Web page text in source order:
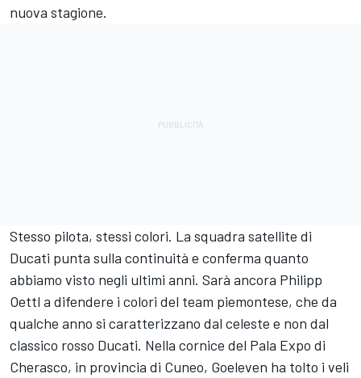
nuova stagione.
Stesso pilota, stessi colori. La squadra satellite di
Ducati punta sulla continuità e conferma quanto
abbiamo visto negli ultimi anni. Sarà ancora Philipp
Oettl a difendere i colori del team piemontese, che da
qualche anno si caratterizzano dal celeste e non dal
classico rosso Ducati. Nella cornice del Pala Expo di
Cherasco, in provincia di Cuneo, Goeleven ha tolto i veli